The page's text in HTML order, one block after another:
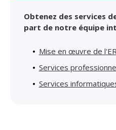
Obtenez des services
part de notre équipe
Mise en œuvre de
Services
Services